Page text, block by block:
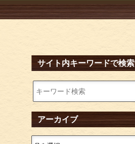
サイト内キーワードで検索
アーカイブ